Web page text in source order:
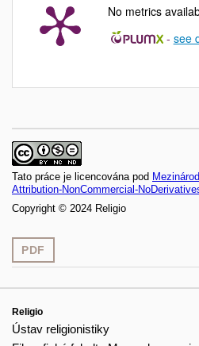
No metrics
- see
Tato práce je licencována pod
Attribution-NonCommercial-
Copyright © 2024 Religio
PDF
Religio
Ústav religionistiky